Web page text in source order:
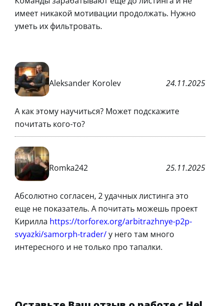
имеет никакой мотивации продолжать. Нужно
уметь их фильтровать.
Aleksander Korolev 24.11.2025
А как этому научиться? Может подскажите
почитать кого-то?
Romka242 25.11.2025
Абсолютно согласен, 2 удачных листинга это
еще не показатель. А почитать можешь проект
Кирилла https://torforex.org/arbitrazhnye-p2p-
svyazki/samorph-trader/у него там много
интересного и не только про тапалки.